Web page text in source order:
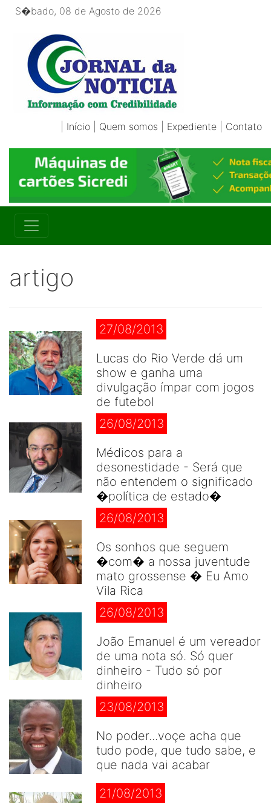
S�bado, 08 de Agosto de 2026
Início Quem somos Expediente Contato
artigo
27/08/2013
Lucas do Rio Verde dá um
show e ganha uma
divulgação ímpar com jogos
de futebol
26/08/2013
Médicos para a
desonestidade - Será que
não entendem o significado
�política de estado�
26/08/2013
Os sonhos que seguem
�com� a nossa juventude
mato grossense � Eu Amo
Vila Rica
26/08/2013
João Emanuel é um vereador
de uma nota só. Só quer
dinheiro - Tudo só por
dinheiro
23/08/2013
No poder...voçe acha que
tudo pode, que tudo sabe, e
que nada vai acabar
21/08/2013